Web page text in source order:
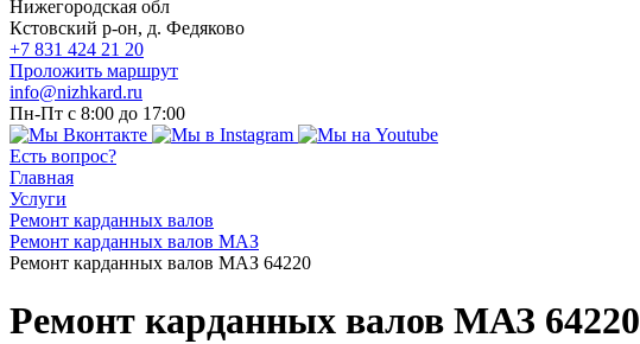
Нижегородская обл
Кстовский р-он, д. Федяково
+7 831 424 21 20
Проложить маршрут
info@nizhkard.ru
Пн-Пт с 8:00 до 17:00
Есть вопрос?
Главная
Услуги
Ремонт карданных валов
Ремонт карданных валов МАЗ
Ремонт карданных валов МАЗ 64220
Ремонт карданных валов МАЗ 64220